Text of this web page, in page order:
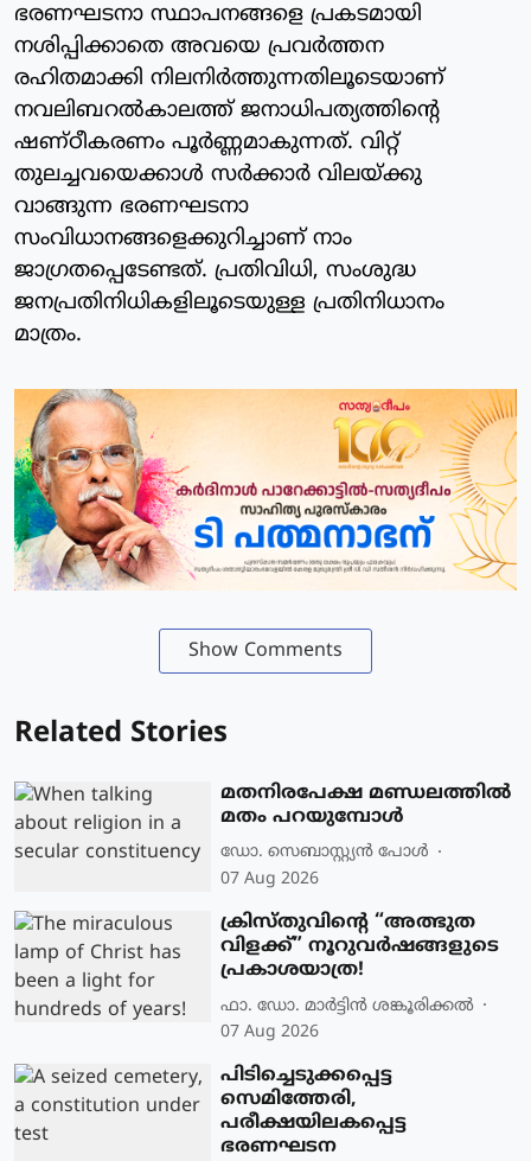
ഭരണഘടനാ സ്ഥാപനങ്ങളെ പ്രകടമായി
നശിപ്പിക്കാതെ അവയെ പ്രവര്‍ത്തന
രഹിതമാക്കി നിലനിര്‍ത്തുന്നതിലൂടെയാണ്
നവലിബറല്‍കാലത്ത് ജനാധിപത്യത്തിന്റെ
ഷണ്ഠീകരണം പൂര്‍ണ്ണമാകുന്നത്. വിറ്റ്
തുലച്ചവയെക്കാള്‍ സര്‍ക്കാര്‍ വിലയ്ക്കു
വാങ്ങുന്ന ഭരണഘടനാ
സംവിധാനങ്ങളെക്കുറിച്ചാണ് നാം
ജാഗ്രതപ്പെടേണ്ടത്. പ്രതിവിധി, സംശുദ്ധ
ജനപ്രതിനിധികളിലൂടെയുള്ള പ്രതിനിധാനം
മാത്രം.
Show Comments
Related Stories
മതനിരപേക്ഷ മണ്ഡലത്തിൽ
മതം പറയുമ്പോൾ
ഡോ. സെബാസ്റ്റ്യൻ പോൾ
07 Aug 2026
ക്രിസ്തുവിന്റെ “അത്ഭുത
വിളക്ക്” നൂറുവർഷങ്ങളുടെ
പ്രകാശയാത്ര!
ഫാ. ഡോ. മാര്‍ട്ടിന്‍ ശങ്കൂരിക്കല്‍
07 Aug 2026
പിടിച്ചെടുക്കപ്പെട്ട
സെമിത്തേരി,
പരീക്ഷയിലകപ്പെട്ട
ഭരണഘടന